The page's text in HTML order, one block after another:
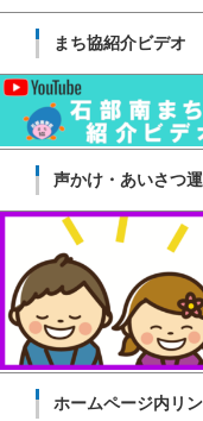
まち協紹介ビデオ
声かけ・あいさつ
ホームページ内リ